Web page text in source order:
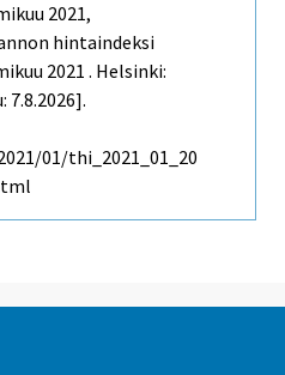
2021,
hintaindeksi
2021 . Helsinki:
01/thi_2021_01_20